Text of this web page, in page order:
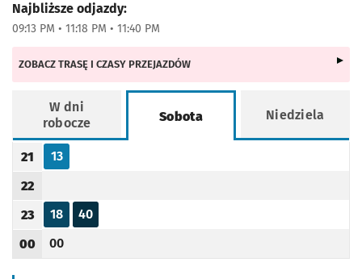
Najbliższe odjazdy:
09:13 PM • 11:18 PM • 11:40 PM
ZOBACZ TRASĘ I CZASY PRZEJAZDÓW
W dni
robocze
Sobota Niedziela
Rozkład jazdy -
Godzina odjazdu
21
Odjazd
13
minut po godzinie 21
Godzina odjazdu
22
Godzina odjazdu
23
Odjazd
18
minut po godzinie 23
Odjazd
40
minut po godzinie 23
Godzina odjazdu
00
Odjazd
00
minut po godzinie 00